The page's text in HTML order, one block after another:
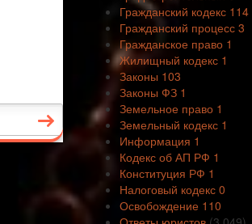
Гражданский кодекс 114
Гражданский процесс 3
Гражданское право 1
Жилищный кодекс 1
Законы 103
Законы ФЗ 1
Земельное право 1
Земельный кодекс 1
Информация 1
Кодекс об АП РФ 1
Конституция РФ 1
Налоговый кодекс 0
Освобождение 110